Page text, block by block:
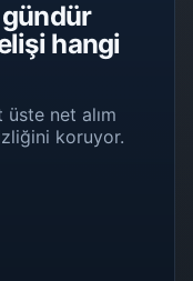
hangi
net alım
koruyor.